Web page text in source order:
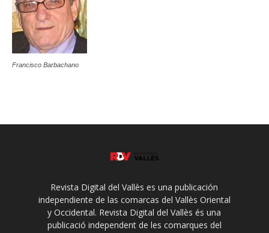
Francisco Barbachano
Revista Digital del Vallès es una publicación
independiente de las comarcas del Vallès Oriental
y Occidental. Revista Digital del Vallès és una
publicació independent de les comarques del